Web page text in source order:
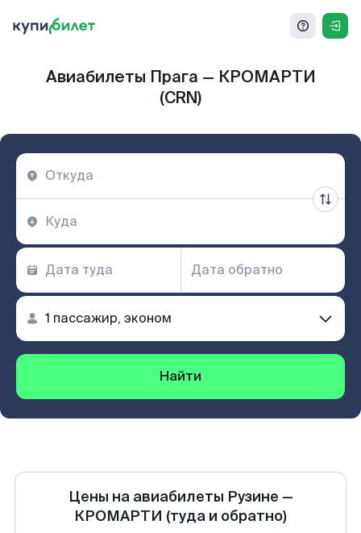
Авиабилеты Прага — КРОМАРТИ
(CRN)
Найти
Цены на авиабилеты Рузине —
КРОМАРТИ (туда и обратно)